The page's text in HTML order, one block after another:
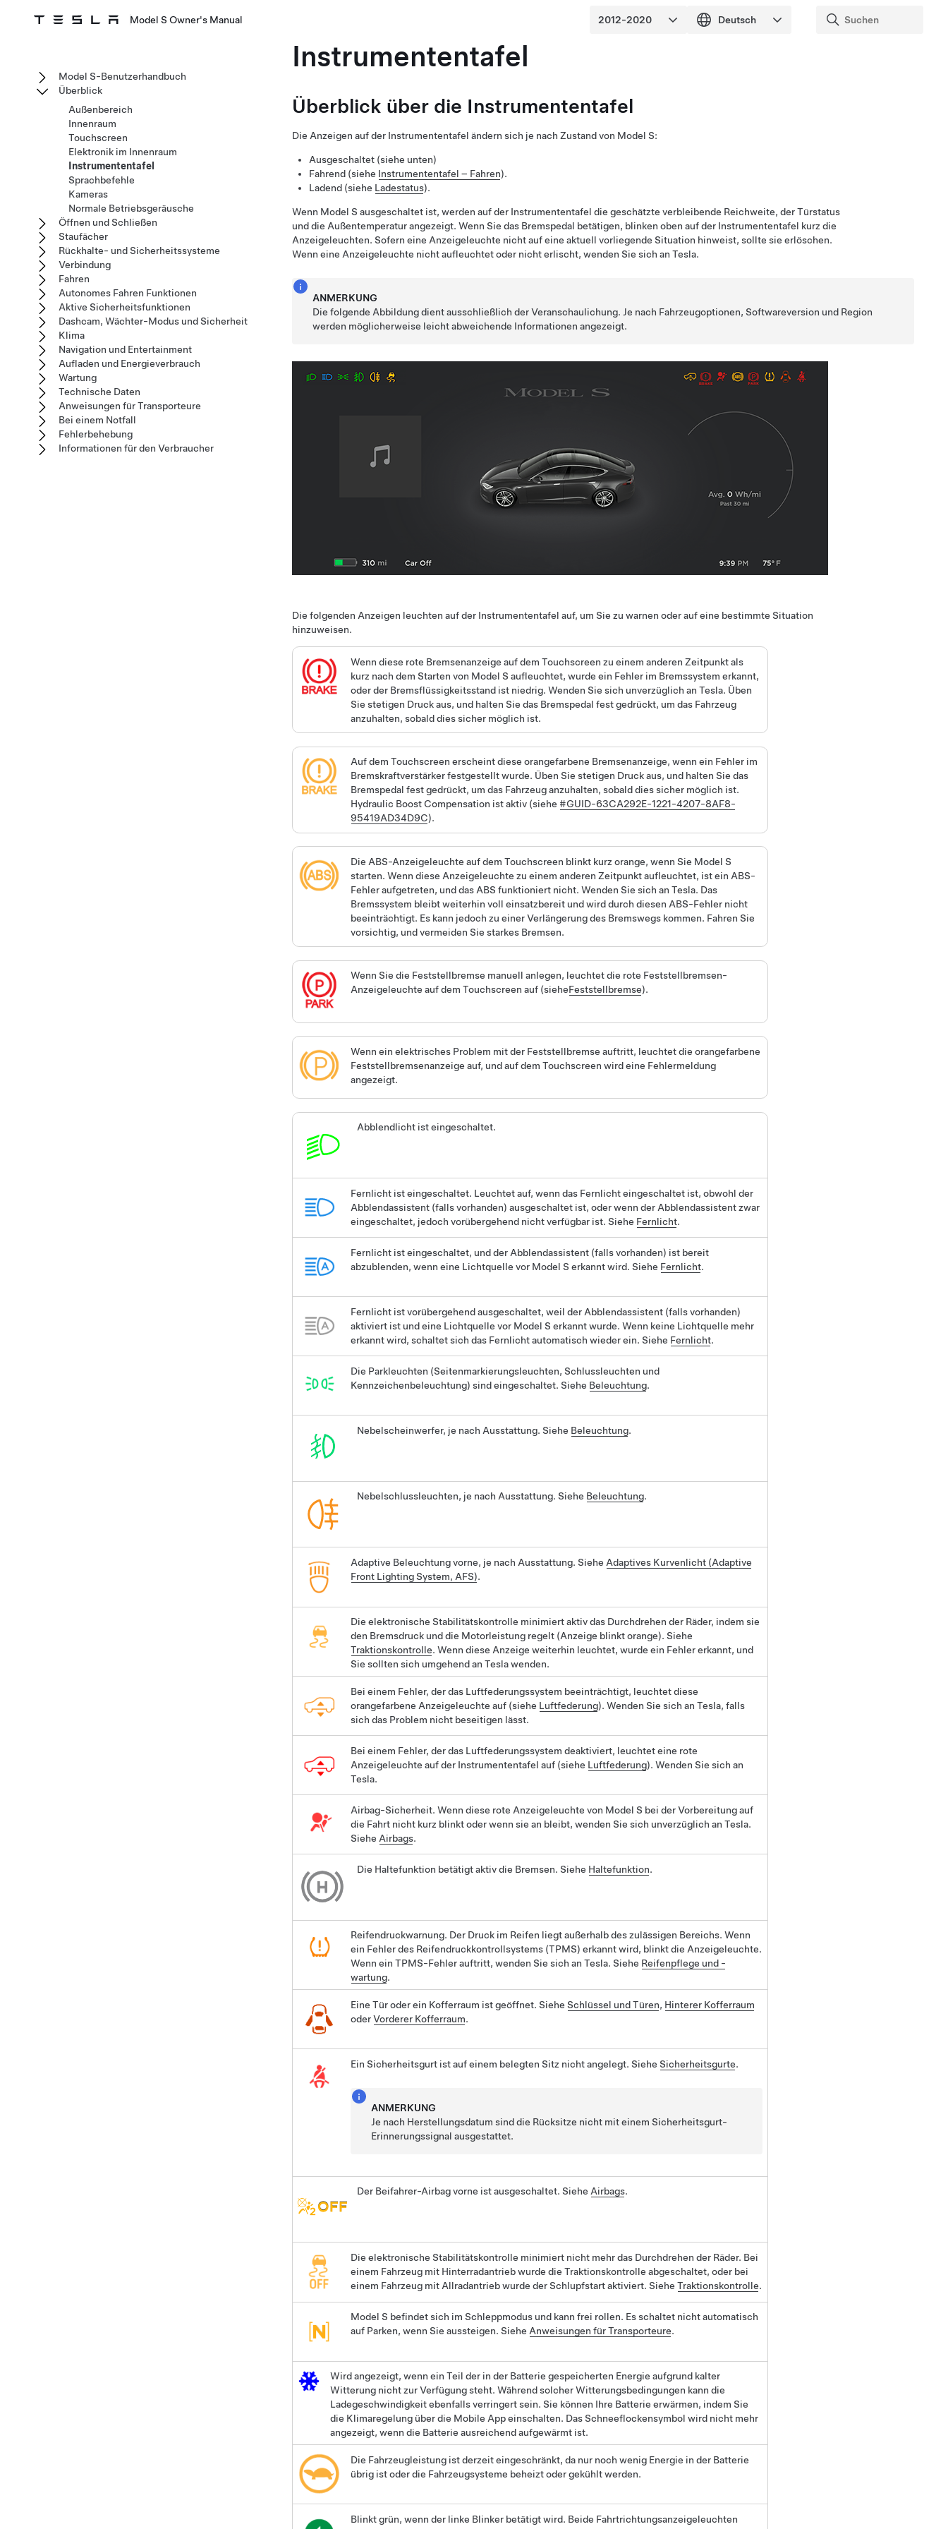
Model S Owner's Manual
Instrumententafel
Überblick über die Instrumententafel
Die Anzeigen auf der Instrumententafel ändern sich je nach Zustand von Model S:
Ausgeschaltet (siehe unten)
Fahrend (siehe Instrumententafel – Fahren).
Ladend (siehe Ladestatus).
Wenn Model S ausgeschaltet ist, werden auf der Instrumententafel die geschätzte verbleibende Reichweite, der Türstatus
und die Außentemperatur angezeigt. Wenn Sie das Bremspedal betätigen, blinken oben auf der Instrumententafel kurz die
Anzeigeleuchten. Sofern eine Anzeigeleuchte nicht auf eine aktuell vorliegende Situation hinweist, sollte sie erlöschen.
Wenn eine Anzeigeleuchte nicht aufleuchtet oder nicht erlischt, wenden Sie sich an Tesla.
ANMERKUNG
Die folgende Abbildung dient ausschließlich der Veranschaulichung. Je nach Fahrzeugoptionen, Softwareversion und Region
werden möglicherweise leicht abweichende Informationen angezeigt.
Die folgenden Anzeigen leuchten auf der Instrumententafel auf, um Sie zu warnen oder auf eine bestimmte Situation
hinzuweisen.
Wenn diese rote Bremsenanzeige auf dem Touchscreen zu einem anderen Zeitpunkt als
kurz nach dem Starten von Model S aufleuchtet, wurde ein Fehler im Bremssystem erkannt,
oder der Bremsflüssigkeitsstand ist niedrig. Wenden Sie sich unverzüglich an Tesla. Üben
Sie stetigen Druck aus, und halten Sie das Bremspedal fest gedrückt, um das Fahrzeug
anzuhalten, sobald dies sicher möglich ist.
Auf dem Touchscreen erscheint diese orangefarbene Bremsenanzeige, wenn ein Fehler im
Bremskraftverstärker festgestellt wurde. Üben Sie stetigen Druck aus, und halten Sie das
Bremspedal fest gedrückt, um das Fahrzeug anzuhalten, sobald dies sicher möglich ist.
Hydraulic Boost Compensation ist aktiv (siehe #GUID-63CA292E-1221-4207-8AF8-
95419AD34D9C).
Die ABS-Anzeigeleuchte auf dem Touchscreen blinkt kurz orange, wenn Sie Model S
starten. Wenn diese Anzeigeleuchte zu einem anderen Zeitpunkt aufleuchtet, ist ein ABS-
Fehler aufgetreten, und das ABS funktioniert nicht. Wenden Sie sich an Tesla. Das
Bremssystem bleibt weiterhin voll einsatzbereit und wird durch diesen ABS-Fehler nicht
beeinträchtigt. Es kann jedoch zu einer Verlängerung des Bremswegs kommen. Fahren Sie
vorsichtig, und vermeiden Sie starkes Bremsen.
Wenn Sie die Feststellbremse manuell anlegen, leuchtet die rote Feststellbremsen-
Anzeigeleuchte auf dem Touchscreen auf (sieheFeststellbremse).
Wenn ein elektrisches Problem mit der Feststellbremse auftritt, leuchtet die orangefarbene
Feststellbremsenanzeige auf, und auf dem Touchscreen wird eine Fehlermeldung
angezeigt.
Abblendlicht ist eingeschaltet.
Fernlicht ist eingeschaltet. Leuchtet auf, wenn das Fernlicht eingeschaltet ist, obwohl der
Abblendassistent(falls vorhanden) ausgeschaltet ist, oder wenn der Abblendassistent zwar
eingeschaltet, jedoch vorübergehend nicht verfügbar ist. Siehe Fernlicht.
Fernlicht ist eingeschaltet, und der Abblendassistent(falls vorhanden) ist bereit
abzublenden, wenn eine Lichtquelle vor Model S erkannt wird. Siehe Fernlicht.
Fernlicht ist vorübergehend ausgeschaltet, weil der Abblendassistent(falls vorhanden)
aktiviert ist und eine Lichtquelle vor Model S erkannt wurde. Wenn keine Lichtquelle mehr
erkannt wird, schaltet sich das Fernlicht automatisch wieder ein. Siehe Fernlicht.
Die Parkleuchten (Seitenmarkierungsleuchten, Schlussleuchten und
Kennzeichenbeleuchtung) sind eingeschaltet. Siehe Beleuchtung.
Nebelscheinwerfer, je nach Ausstattung. Siehe Beleuchtung.
Nebelschlussleuchten, je nach Ausstattung. Siehe Beleuchtung.
Adaptive Beleuchtung vorne, je nach Ausstattung. Siehe Adaptives Kurvenlicht (Adaptive
Front Lighting System, AFS).
Die elektronische Stabilitätskontrolle minimiert aktiv das Durchdrehen der Räder, indem sie
den Bremsdruck und die Motorleistung regelt (Anzeige blinkt orange). Siehe
Traktionskontrolle. Wenn diese Anzeige weiterhin leuchtet, wurde ein Fehler erkannt, und
Sie sollten sich umgehend an Tesla wenden.
Bei einem Fehler, der das Luftfederungssystem beeinträchtigt, leuchtet diese
orangefarbene Anzeigeleuchte auf (siehe Luftfederung). Wenden Sie sich an Tesla, falls
sich das Problem nicht beseitigen lässt.
Bei einem Fehler, der das Luftfederungssystem deaktiviert, leuchtet eine rote
Anzeigeleuchte auf der Instrumententafel auf (siehe Luftfederung). Wenden Sie sich an
Tesla.
Airbag-Sicherheit. Wenn diese rote Anzeigeleuchte von Model S bei der Vorbereitung auf
die Fahrt nicht kurz blinkt oder wenn sie an bleibt, wenden Sie sich unverzüglich an Tesla.
Siehe Airbags.
Die Haltefunktion betätigt aktiv die Bremsen. Siehe Haltefunktion.
Reifendruckwarnung. Der Druck im Reifen liegt außerhalb des zulässigen Bereichs. Wenn
ein Fehler des Reifendruckkontrollsystems (TPMS) erkannt wird, blinkt die Anzeigeleuchte.
Wenn ein TPMS-Fehler auftritt, wenden Sie sich an Tesla. Siehe Reifenpflege und -
wartung.
Eine Tür oder ein Kofferraum ist geöffnet. Siehe Schlüssel und Türen, Hinterer Kofferraum
oderVorderer Kofferraum.
Ein Sicherheitsgurt ist auf einem belegten Sitz nicht angelegt. Siehe Sicherheitsgurte.
ANMERKUNG
Je nach Herstellungsdatum sind die Rücksitze nicht mit einem Sicherheitsgurt-
Erinnerungssignal ausgestattet.
Der Beifahrer-Airbag vorne ist ausgeschaltet. Siehe Airbags.
Die elektronische Stabilitätskontrolle minimiert nicht mehr das Durchdrehen der Räder. Bei
einem Fahrzeug mit Hinterradantrieb wurde die Traktionskontrolle abgeschaltet, oder bei
einem Fahrzeug mit Allradantrieb wurde der Schlupfstart aktiviert. Siehe Traktionskontrolle.
Model S befindet sich im Schleppmodusund kann frei rollen. Es schaltet nicht automatisch
auf Parken, wenn Sie aussteigen. Siehe Anweisungen für Transporteure.
Wird angezeigt, wenn ein Teil der in der Batterie gespeicherten Energie aufgrund kalter
Witterung nicht zur Verfügung steht. Während solcher Witterungsbedingungen kann die
Ladegeschwindigkeit ebenfalls verringert sein. Sie können Ihre Batterie erwärmen, indem Sie
die Klimaregelung über die Mobile App einschalten. Das Schneeflockensymbol wird nicht mehr
angezeigt, wenn die Batterie ausreichend aufgewärmt ist.
Die Fahrzeugleistung ist derzeit eingeschränkt, da nur noch wenig Energie in der Batterie
übrig ist oder die Fahrzeugsysteme beheizt oder gekühlt werden.
Blinkt grün, wenn der linke Blinker betätigt wird. Beide Fahrtrichtungsanzeigeleuchten
Model S-Benutzerhandbuch
Überblick
Außenbereich
Innenraum
Touchscreen
Elektronik im Innenraum
Instrumententafel
Sprachbefehle
Kameras
Normale Betriebsgeräusche
Öffnen und Schließen
Staufächer
Rückhalte- und Sicherheitssysteme
Verbindung
Fahren
Autonomes Fahren Funktionen
Aktive Sicherheitsfunktionen
Dashcam, Wächter-Modus und Sicherheit
Klima
Navigation und Entertainment
Aufladen und Energieverbrauch
Wartung
Technische Daten
Anweisungen für Transporteure
Bei einem Notfall
Fehlerbehebung
Informationen für den Verbraucher